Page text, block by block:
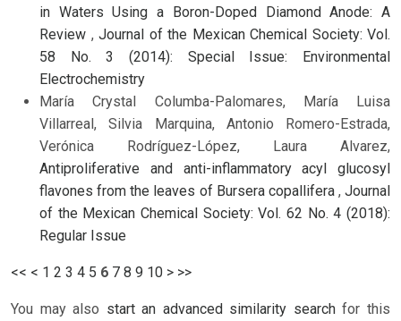
in Waters Using a Boron-Doped Diamond Anode: A
Review , Journal of the Mexican Chemical Society: Vol.
58 No. 3 (2014): Special Issue: Environmental
Electrochemistry
María Crystal Columba-Palomares, María Luisa
Villarreal, Silvia Marquina, Antonio Romero-Estrada,
Verónica Rodríguez-López, Laura Alvarez,
Antiproliferative and anti-inflammatory acyl glucosyl
flavones from the leaves of Bursera copallifera , Journal
of the Mexican Chemical Society: Vol. 62 No. 4 (2018):
Regular Issue
<< < 1 2 3 4 5 6 7 8 9 10 > >>
You may also start an advanced similarity searchfor this